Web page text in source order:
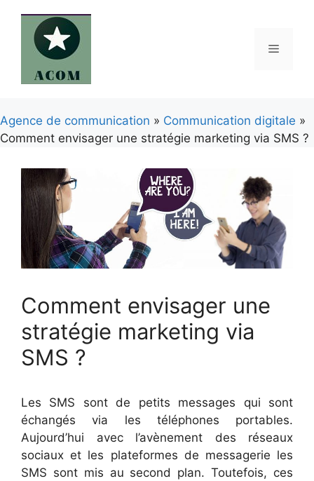
contenu
Menu
Agence de communication » Communication digitale »
Comment envisager une stratégie marketing via SMS ?
Comment envisager une
stratégie marketing via
SMS ?
Les SMS sont de petits messages qui sont
échangés via les téléphones portables.
Aujourd’hui avec l’avènement des réseaux
sociaux et les plateformes de messagerie les
SMS sont mis au second plan. Toutefois, ces